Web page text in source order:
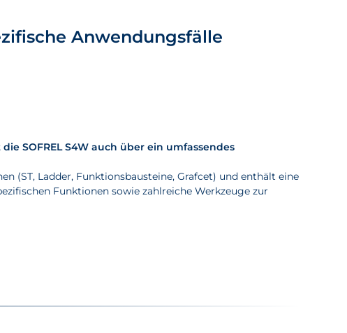
Anwendungsfälle
SOFREL S4W auch über ein umfassendes
(ST, Ladder, Funktionsbausteine, Grafcet) und enthält eine
Funktionen sowie zahlreiche Werkzeuge zur